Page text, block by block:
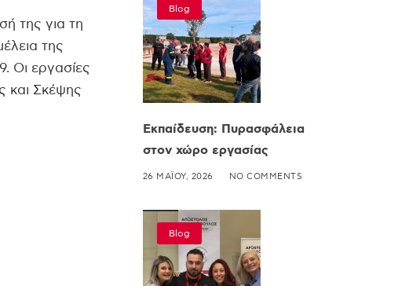
της για τη
της
Οι εργασίες
και Σκέψης
Blog
Εκπαίδευση: Πυρασφάλεια
στον χώρο εργασίας
26 ΜΑΪ́ΟΥ, 2026 NO COMMENTS
Blog